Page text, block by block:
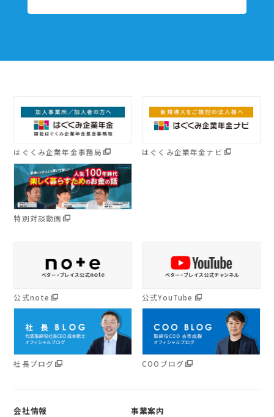
はぐくみ企業年金事務局 はぐくみ企業年金ナビ
特別対談動画
公式note 公式YouTube
社長ブログ COOブログ
会社情報 事業案内